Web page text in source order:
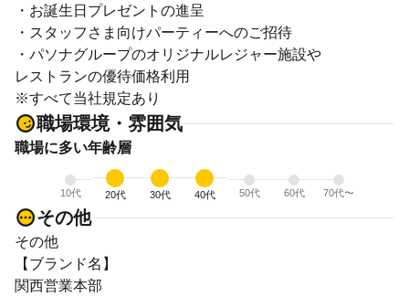
・お誕生日プレゼントの進呈
・スタッフさま向けパーティーへのご招待
・パソナグループのオリジナルレジャー施設や
レストランの優待価格利用
※すべて当社規定あり
職場環境・雰囲気
職場に多い年齢層
10代 20代 30代 40代 50代 60代 70代〜
その他
その他
【ブランド名】
関西営業本部